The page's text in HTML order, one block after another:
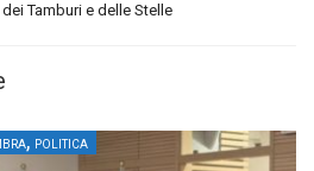
Tamburi e delle Stelle
, POLITICA